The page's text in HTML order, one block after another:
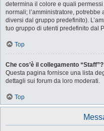
determina il colore e quali
normali; l’amministratore,
diversi dal gruppo predefinito).
tuo gruppo di utenti predefinito dal
Top
Che cos’è il collegamento “Staff”?
Questa pagina fornisce una lista
dettagli sui forum da loro moderati.
Top